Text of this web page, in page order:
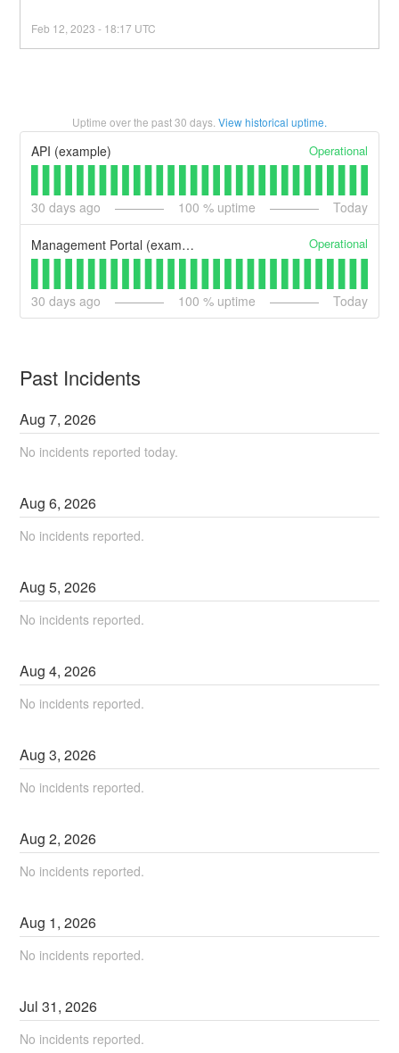
Feb 12 ,2023 - 18:17 UTC
Uptime over the past30 days. View historical uptime.
API (example) Operational
30 days ago 100 % uptime Today
Management Portal (example) Operational
30 days ago 100 % uptime Today
Past Incidents
Aug7,2026
No incidents reported today.
Aug6,2026
No incidents reported.
Aug5,2026
No incidents reported.
Aug4,2026
No incidents reported.
Aug3,2026
No incidents reported.
Aug2,2026
No incidents reported.
Aug 1,2026
No incidents reported.
Jul31,2026
No incidents reported.